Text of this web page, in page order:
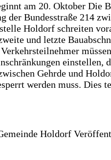
am 20. Oktober Die
der Bundesstraße 214
Holdorf schreiten
und letzte
einstellen,
Gehrde und
werden muss. Dies
Holdorf